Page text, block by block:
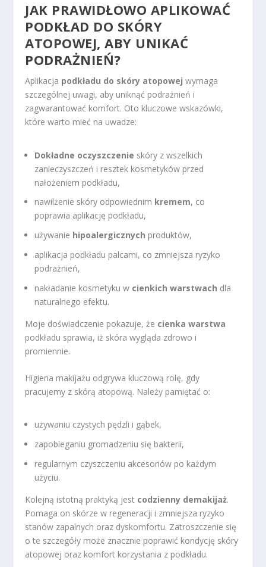
JAK PRAWIDŁOWO APLIKOWAĆ
PODKŁAD DO SKÓRY
ATOPOWEJ, ABY UNIKAĆ
PODRAŻNIEŃ?
Aplikacja podkładu do skóry atopowej wymaga
szczególnej uwagi, aby uniknąć podrażnień i
zagwarantować komfort. Oto kluczowe wskazówki,
które warto mieć na uwadze:
Dokładne oczyszczenie skóry z wszelkich
zanieczyszczeń i resztek kosmetyków przed
nałożeniem podkładu,
nawilżenie skóry odpowiednim kremem, co
poprawia aplikację podkładu,
używanie hipoalergicznych produktów,
aplikacja podkładu palcami, co zmniejsza ryzyko
podrażnień,
nakładanie kosmetyku w cienkich warstwach dla
naturalnego efektu.
Moje doświadczenie pokazuje, że cienka warstwa
podkładu sprawia, iż skóra wygląda zdrowo i
promiennie.
Higiena makijażu odgrywa kluczową rolę, gdy
pracujemy z skórą atopową. Należy pamiętać o:
używaniu czystych pędzli i gąbek,
zapobieganiu gromadzeniu się bakterii,
regularnym czyszczeniu akcesoriów po każdym
użyciu.
Kolejną istotną praktyką jest codzienny demakijaż.
Pomaga on skórze w regeneracji i zmniejsza ryzyko
stanów zapalnych oraz dyskomfortu. Zatroszczenie się
o te szczegóły może znacznie poprawić kondycję skóry
atopowej oraz komfort korzystania z podkładu.